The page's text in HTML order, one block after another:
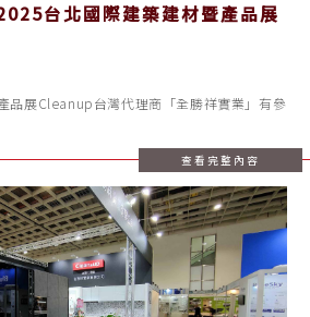
台北國際建築建材暨產品展
品展Cleanup台灣代理商「全勝祥實業」有參
查看完整內容